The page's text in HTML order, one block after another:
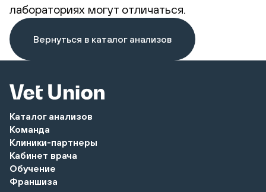
лабораториях могут отличаться.
Вернуться в каталог анализов
Каталог анализов
Команда
Клиники-партнеры
Кабинет врача
Обучение
Франшиза